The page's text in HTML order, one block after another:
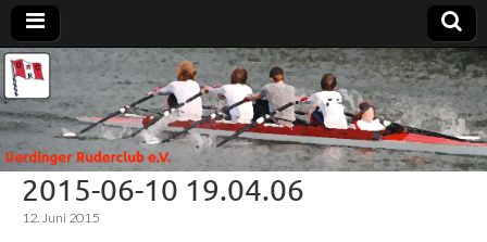
Uerdinger
Ruderclub
e.V.
Rudern in
Krefeld-
Uerdingen
2015-06-10 19.04.06
12. Juni 2015